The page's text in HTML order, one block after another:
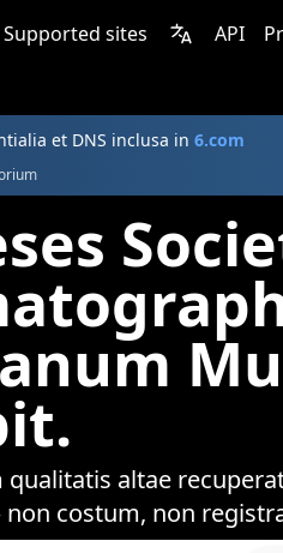
Supported sites API
et DNS inclusa in 6.com
altae
costum, non